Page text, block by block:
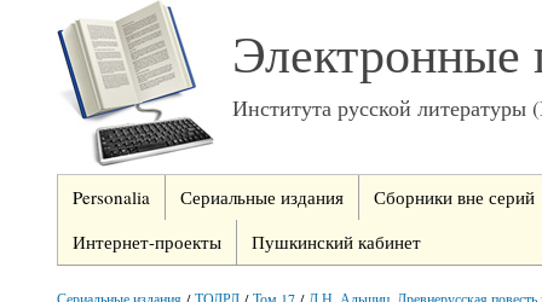
Электронные
Института русской
Personalia Сериальные издания
Сборники вне серий
Интернет-проекты
Пушкинский кабинет